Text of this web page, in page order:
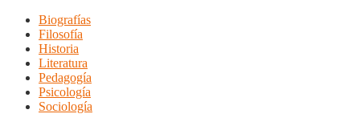
Biografías
Filosofía
Historia
Literatura
Pedagogía
Psicología
Sociología